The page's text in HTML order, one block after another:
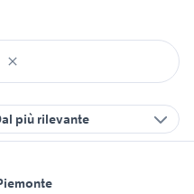
più rilevante